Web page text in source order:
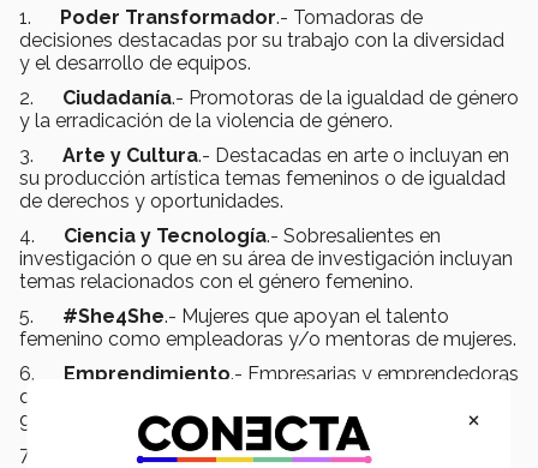
1. Poder Transformador.- Tomadoras de
decisiones destacadas por su trabajo con la diversidad
y el desarrollo de equipos.
2. Ciudadanía.- Promotoras de la igualdad de género
y la erradicación de la violencia de género.
3. Arte y Cultura.- Destacadas en arte o incluyan en
su producción artística temas femeninos o de igualdad
de derechos y oportunidades.
4. Ciencia y Tecnología.- Sobresalientes en
investigación o que en su área de investigación incluyan
temas relacionados con el género femenino.
5. #She4She.- Mujeres que apoyan el talento
femenino como empleadoras y/o mentoras de mujeres.
6. Emprendimiento.- Empresarias y emprendedoras
que facilitan la vida de las mujeres o innovadoras en
gestión, organización o tecnología en su trabajo.
7.
Salud y Deporte.- Protectoras de la salud
×